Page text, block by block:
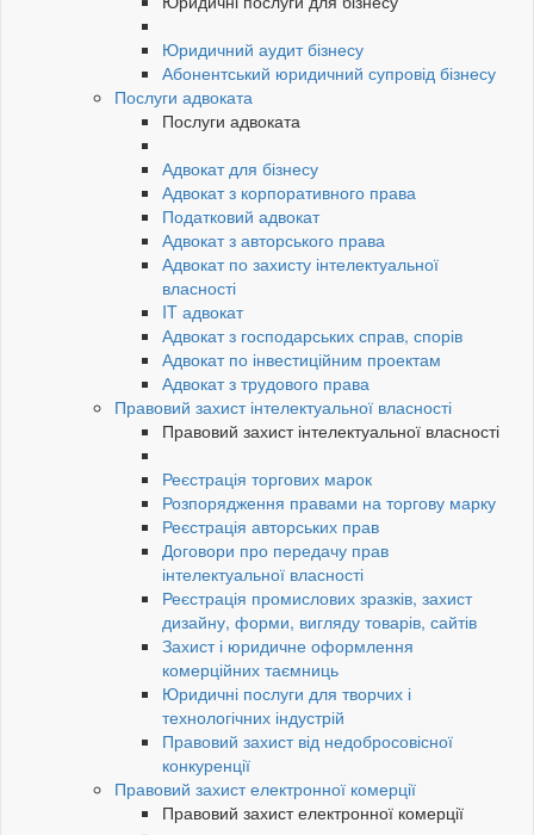
Юридичний аудит бізнесу
Абонентський юридичний супровід бізнесу
Послуги адвоката
Послуги адвоката
Адвокат для бізнесу
Адвокат з корпоративного права
Податковий адвокат
Адвокат з авторського права
Адвокат по захисту інтелектуальної
власності
IT адвокат
Адвокат з господарських справ, спорів
Адвокат по інвестиційним проектам
Адвокат з трудового права
Правовий захист інтелектуальної власності
Правовий захист інтелектуальної власності
Реєстрація торгових марок
Розпорядження правами на торгову марку
Реєстрація авторських прав
Договори про передачу прав
інтелектуальної власності
Реєстрація промислових зразків, захист
дизайну, форми, вигляду товарів, сайтів
Захист і юридичне оформлення
комерційних таємниць
Юридичні послуги для творчих і
технологічних індустрій
Правовий захист від недобросовісної
конкуренції
Правовий захист електронної комерції
Правовий захист електронної комерції